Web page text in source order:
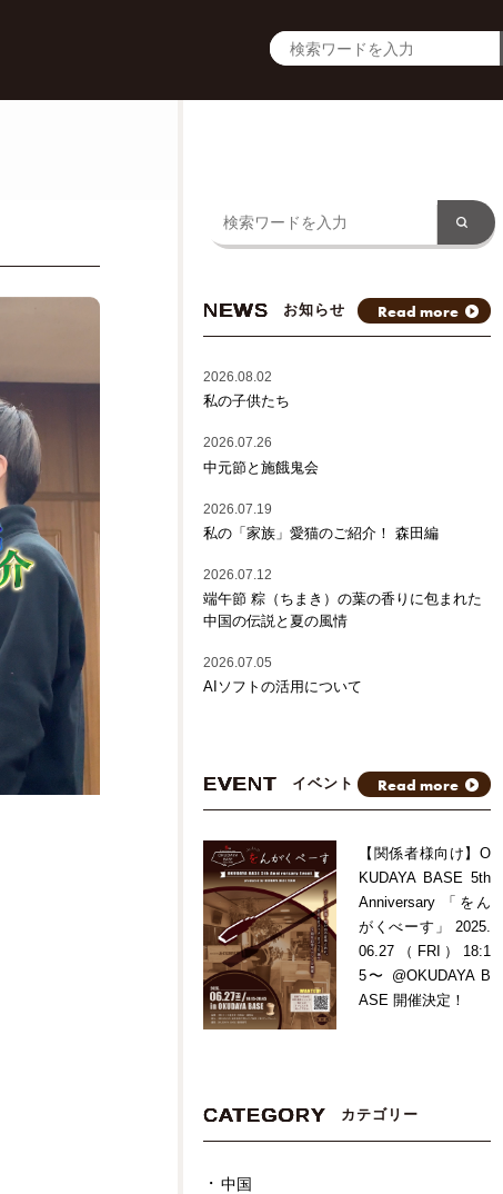
NEWS お知らせ Read more
2026.08.02
私の子供たち
2026.07.26
中元節と施餓鬼会
2026.07.19
私の「家族」愛猫のご紹介！ 森田編
2026.07.12
端午節 粽（ちまき）の葉の香りに包まれた
中国の伝説と夏の風情
2026.07.05
AIソフトの活用について
EVENT イベント Read more
【関係者様向け】O
KUDAYA BASE 5th
Anniversary 「をん
がくべーす」 2025.
06.27（FRI）18:1
5〜 @OKUDAYA B
ASE 開催決定！
CATEGORY カテゴリー
中国